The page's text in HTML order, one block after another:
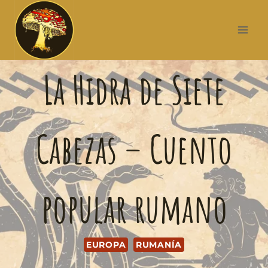
La Hidra de Siete
Cabezas – Cuento
popular rumano
EUROPA RUMANÍA